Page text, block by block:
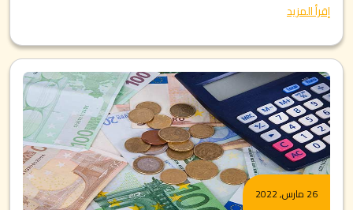
إقرأ المزيد
26 مارس, 2022